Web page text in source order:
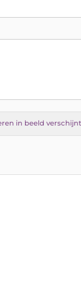
in beeld verschijnt